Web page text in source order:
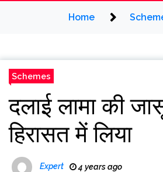
Home
Schemes
दलाई लामा की
हिरासत में लिया
Expert 4 years ago